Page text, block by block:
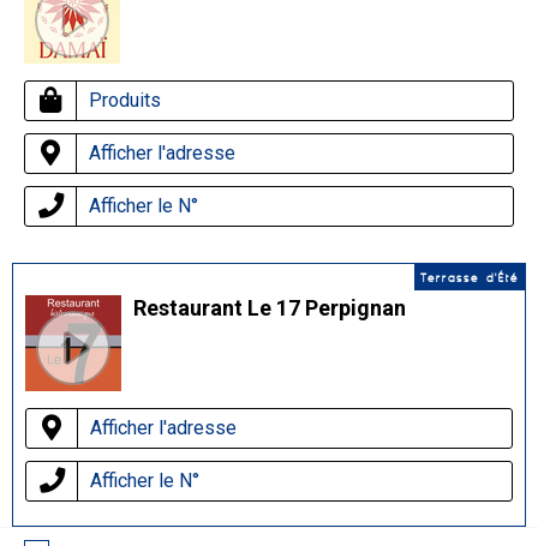
Produits
Afficher l'adresse
Afficher le N°
Terrasse d'Été
Restaurant Le 17 Perpignan
Afficher l'adresse
Afficher le N°